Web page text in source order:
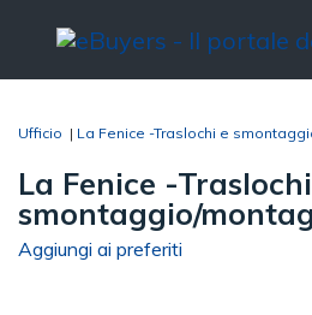
Ufficio | La Fenice -Traslochi e
La Fenice -
smontaggio/
Aggiungi ai preferiti